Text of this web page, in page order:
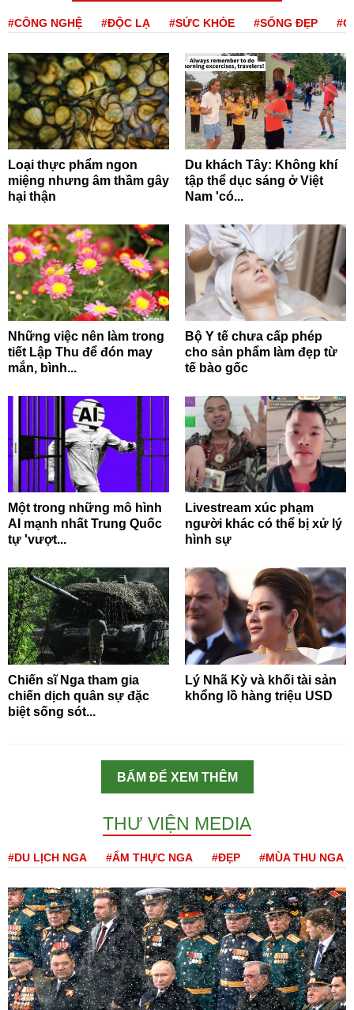
#CÔNG NGHỆ #ĐỘC LẠ #SỨC KHỎE #SỐNG ĐẸP
Loại thực phẩm ngon
miệng nhưng âm thầm gây
hại thận
Du khách Tây: Không khí
tập thể dục sáng ở Việt
Nam 'có...
Những việc nên làm trong
tiết Lập Thu để đón may
mắn, bình...
Bộ Y tế chưa cấp phép
cho sản phẩm làm đẹp từ
tế bào gốc
Một trong những mô hình
AI mạnh nhất Trung Quốc
tự 'vượt...
Livestream xúc phạm
người khác có thể bị xử lý
hình sự
Chiến sĩ Nga tham gia
chiến dịch quân sự đặc
biệt sống sót...
Lý Nhã Kỳ và khối tài sản
khổng lồ hàng triệu USD
BẤM ĐỂ XEM THÊM
THƯ VIỆN MEDIA
#DU LỊCH NGA #ẨM THỰC NGA #ĐẸP #MÙA THU NGA